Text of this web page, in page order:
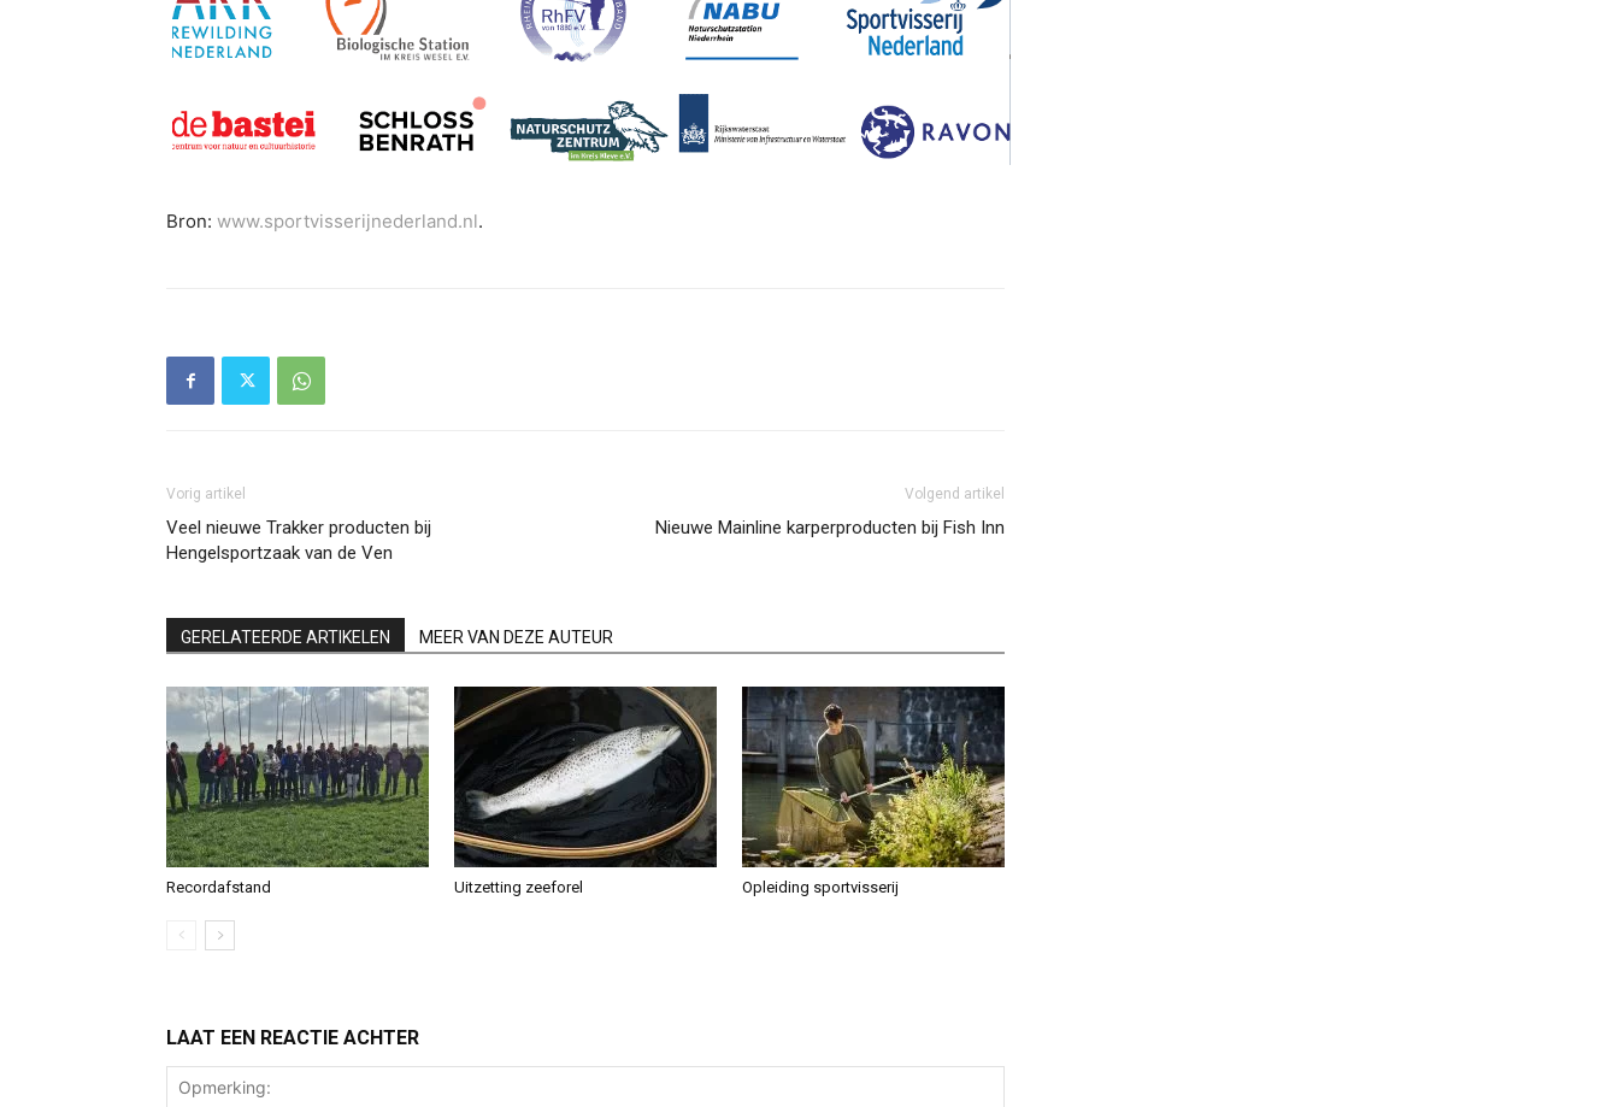
Bron: www.sportvisserijnederland.nl.
Vorig artikel
Veel nieuwe Trakker producten bij
Hengelsportzaak van de Ven
Volgend artikel
Nieuwe Mainline karperproducten bij Fish Inn
GERELATEERDE ARTIKELEN MEER VAN DEZE AUTEUR
Recordafstand Uitzetting zeeforel Opleiding sportvisserij
LAAT EEN REACTIE ACHTER